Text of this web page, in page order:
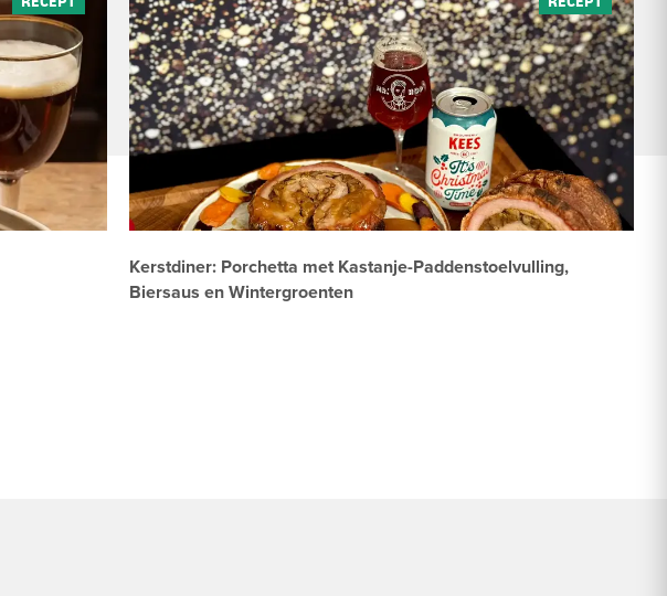
Kerstdiner: Porchetta met Kastanje-Paddenstoelvulling,
Biersaus en Wintergroenten